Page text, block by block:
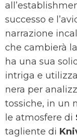
successo e
narrazione
che cambierà
ha una sua
intriga e
nera per
tossiche, in un
le atmosfere di
tagliente di